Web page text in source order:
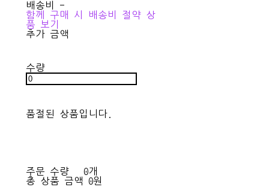
배송비 -
함께 구매 시 배송비 절약 상
품 보기
추가 금액
수량
품절된 상품입니다.
주문 수량
0개
총 상품 금액
0원